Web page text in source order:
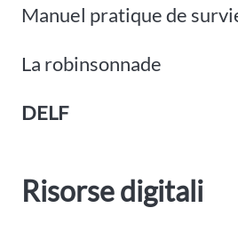
Manuel pratique de
La robinsonnade
DELF
Risorse digitali